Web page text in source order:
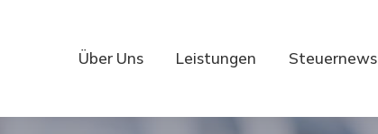
Über Uns Leistungen Steuernews